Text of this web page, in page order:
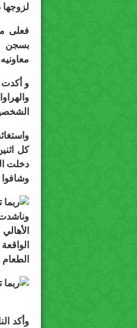
بسجن
و أكدت
كل
دخلت
الطعام
وأكد